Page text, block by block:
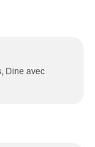
Dine avec